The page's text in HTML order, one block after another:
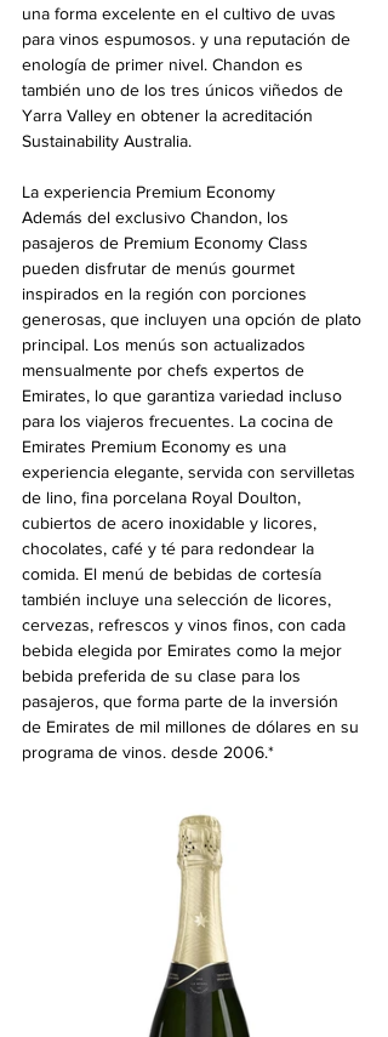
una forma excelente en el cultivo de uvas
para vinos espumosos. y una reputación de
enología de primer nivel. Chandon es
también uno de los tres únicos viñedos de
Yarra Valley en obtener la acreditación
Sustainability Australia.
La experiencia Premium Economy
Además del exclusivo Chandon, los
pasajeros de Premium Economy Class
pueden disfrutar de menús gourmet
inspirados en la región con porciones
generosas, que incluyen una opción de plato
principal. Los menús son actualizados
mensualmente por chefs expertos de
Emirates, lo que garantiza variedad incluso
para los viajeros frecuentes. La cocina de
Emirates Premium Economy es una
experiencia elegante, servida con servilletas
de lino, fina porcelana Royal Doulton,
cubiertos de acero inoxidable y licores,
chocolates, café y té para redondear la
comida. El menú de bebidas de cortesía
también incluye una selección de licores,
cervezas, refrescos y vinos finos, con cada
bebida elegida por Emirates como la mejor
bebida preferida de su clase para los
pasajeros, que forma parte de la inversión
de Emirates de mil millones de dólares en su
programa de vinos. desde 2006.*